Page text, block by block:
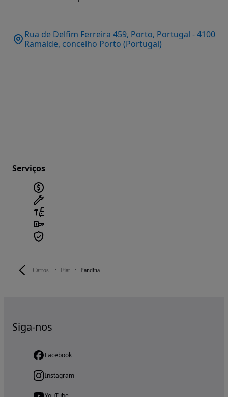
Carros Fiat Pandina
Rua de Delfim Ferreira 459, Porto, Portugal - 4100
Ramalde, concelho Porto (Portugal)
Serviços
Siga-nos
Facebook
Instagram